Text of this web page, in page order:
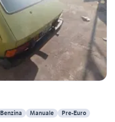
Benzina Manuale Pre-Euro